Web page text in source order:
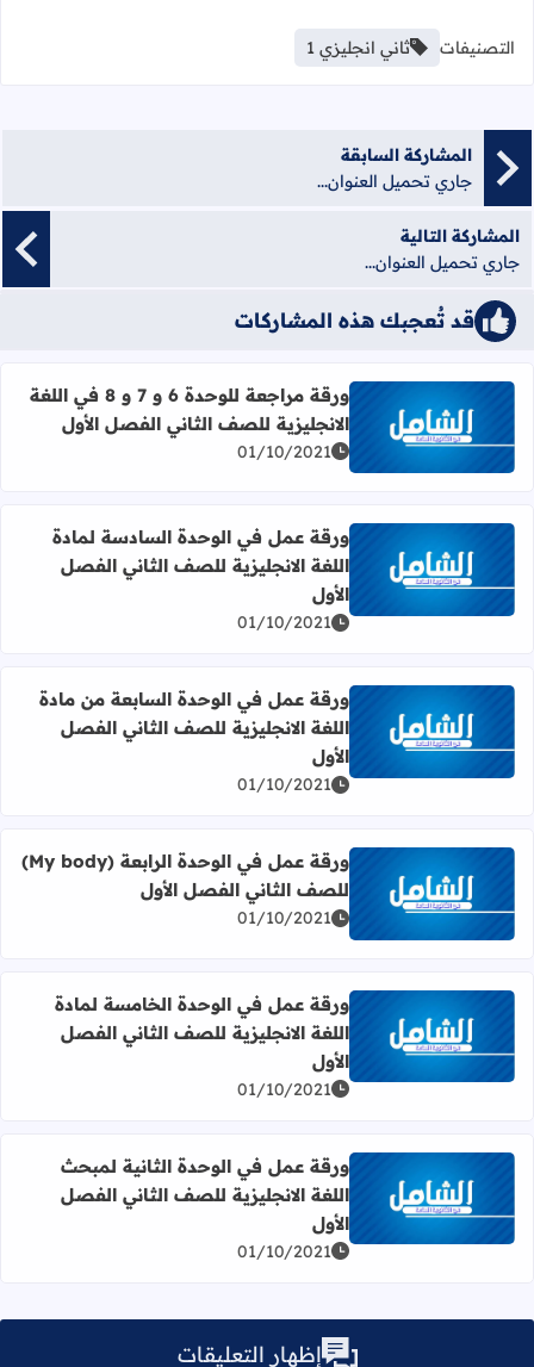
التصنيفات ثاني انجليزي 1
المشاركة السابقة
جاري تحميل العنوان...
المشاركة التالية
جاري تحميل العنوان...
قد تُعجبك هذه المشاركات
اقرأ المزيد عن ورقة مراجعة للوحدة 6 و 7 و 8 في اللغة الانجليزية للصف الثاني الفصل الأول
ورقة مراجعة للوحدة 6 و 7 و 8 في اللغة
الانجليزية للصف الثاني الفصل الأول
01/10/2021
اقرأ المزيد عن ورقة عمل في الوحدة السادسة لمادة اللغة
ورقة عمل في الوحدة السادسة لمادة
اللغة الانجليزية للصف الثاني الفصل
الأول
01/10/2021
اقرأ المزيد عن ورقة عمل في الوحدة السابعة من مادة اللغة
ورقة عمل في الوحدة السابعة من مادة
اللغة الانجليزية للصف الثاني الفصل
الأول
01/10/2021
اقرأ المزيد عن ورقة عمل في الوحدة الرابعة (My body) للصف الثاني الفصل الأول
ورقة عمل في الوحدة الرابعة (My body)
للصف الثاني الفصل الأول
01/10/2021
اقرأ المزيد عن ورقة عمل في الوحدة الخامسة لمادة اللغة
ورقة عمل في الوحدة الخامسة لمادة
اللغة الانجليزية للصف الثاني الفصل
الأول
01/10/2021
اقرأ المزيد عن ورقة عمل في الوحدة الثانية لمبحث اللغة
ورقة عمل في الوحدة الثانية لمبحث
اللغة الانجليزية للصف الثاني الفصل
الأول
01/10/2021
إظهار التعليقات